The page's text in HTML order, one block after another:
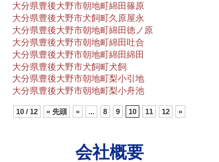
大分県豊後大野市朝地町綿田篠原
大分県豊後大野市犬飼町久原屋永
大分県豊後大野市朝地町綿田徳ノ原
大分県豊後大野市朝地町綿田吐合
大分県豊後大野市朝地町綿田綿田
大分県豊後大野市犬飼町犬飼
大分県豊後大野市朝地町梨小引地
大分県豊後大野市朝地町梨小舟池
10 / 12 « 先頭 « ... 8 9 10 11 12 »
会社概要